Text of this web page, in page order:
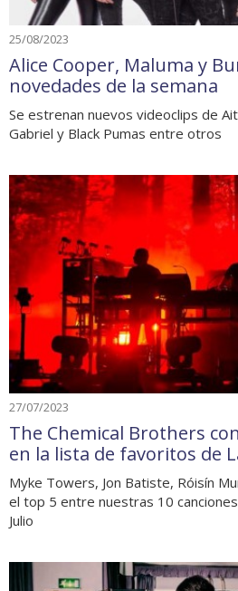
25/08/2023
Alice Cooper, Maluma y
novedades de la semana
Se estrenan nuevos videoclips de
Gabriel y Black Pumas entre otros
27/07/2023
The Chemical Brothers
en la lista de favoritos de
Myke Towers, Jon Batiste, Róisín
el top 5 entre nuestras 10
Julio